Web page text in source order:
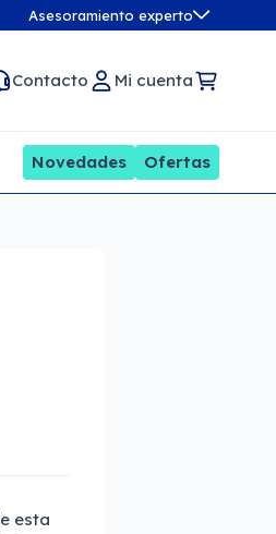
Asesoramiento experto
Contacto Mi cuenta
Novedades Ofertas
esta